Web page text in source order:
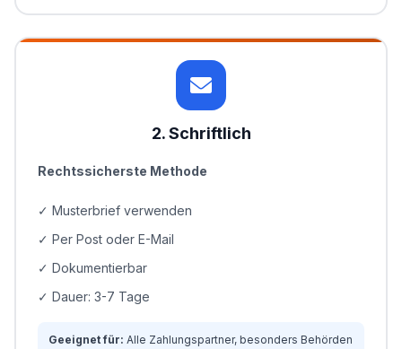
2. Schriftlich
Rechtssicherste Methode
✓ Musterbrief verwenden
✓ Per Post oder E-Mail
✓ Dokumentierbar
✓ Dauer: 3-7 Tage
Geeignet für: Alle Zahlungspartner, besonders Behörden